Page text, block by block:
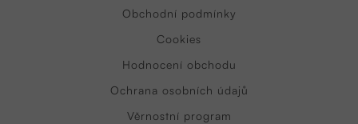
Obchodní podmínky
Cookies
Hodnocení obchodu
Ochrana osobních údajů
Věrnostní program